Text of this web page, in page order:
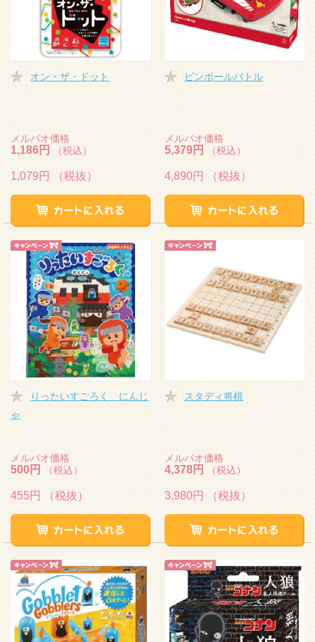
オン・ザ・ドット
メルパオ価格
1,186円 （税込）
1,079円 （税抜）
ピンボールバトル
メルパオ価格
5,379円 （税込）
4,890円 （税抜）
りったいすごろく にんじ
ゃ
メルパオ価格
500円 （税込）
455円 （税抜）
スタディ将棋
メルパオ価格
4,378円 （税込）
3,980円 （税抜）